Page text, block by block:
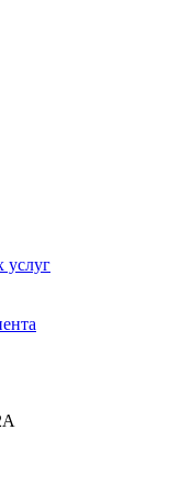
услуг